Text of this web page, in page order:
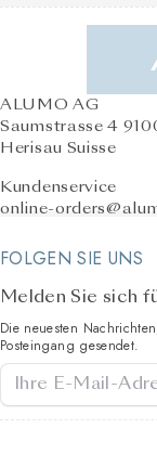
ALUMO AG
Saumstrasse 4
Herisau Suisse
Kundenservice
online-
FOLGEN SIE UNS
Melden Sie sich
Die neuesten
Posteingang gesendet.
Kontotyp